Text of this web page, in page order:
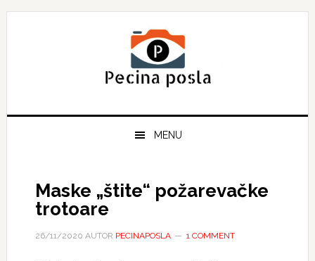
Skip
Skip
Skip
MENU
Maske „štite“ požarevačke
trotoare
26/11/2020 AUTOR PECINAPOSLA 1 COMMENT